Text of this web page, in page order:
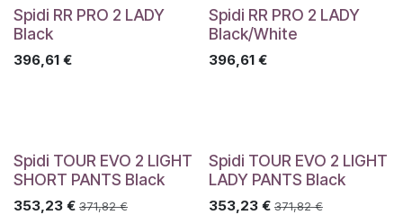
Spidi RR PRO 2 LADY
Black
396,61 €
Spidi RR PRO 2 LADY
Black/White
396,61€
Spidi TOUR EVO 2 LIGHT
SHORT PANTS Black
353,23 € 371,82€
Spidi TOUR EVO 2 LIGHT
LADY PANTS Black
353,23€ 371,82€